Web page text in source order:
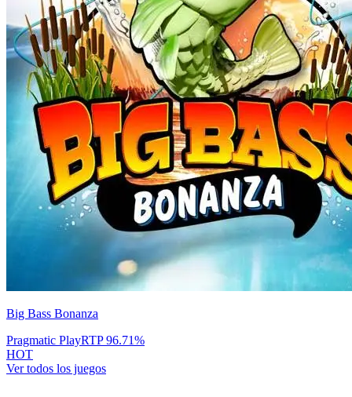
Big Bass Bonanza
Pragmatic PlayRTP96.71%
HOT
Ver todos los juegos